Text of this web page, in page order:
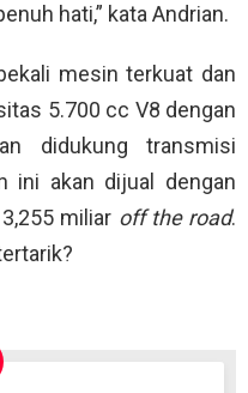
hati,” kata Andrian.
mesin terkuat dan
5.700 cc V8 dengan
didukung transmisi
ini akan dijual dengan
miliar off the road.